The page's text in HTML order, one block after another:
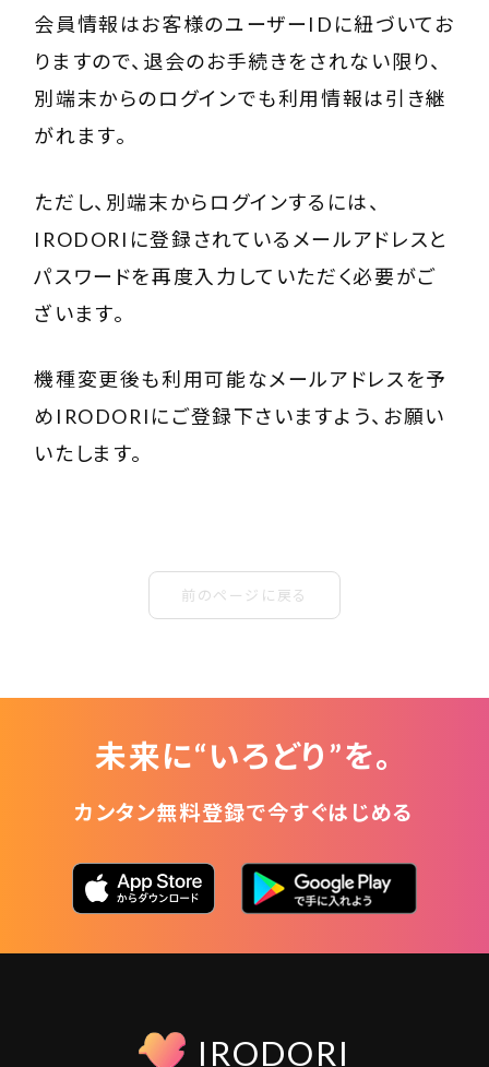
会員情報はお客様のユーザーIDに紐づいてお
りますので、退会のお手続きをされない限り、
別端末からのログインでも利用情報は引き継
がれます。
ただし、別端末からログインするには、
IRODORIに登録されているメールアドレスと
パスワードを再度入力していただく必要がご
ざいます。
機種変更後も利用可能なメールアドレスを予
めIRODORIにご登録下さいますよう、お願い
いたします。
前のページに戻る
未来に“いろどり”を。
カンタン無料登録で今すぐはじめる
IRODORI